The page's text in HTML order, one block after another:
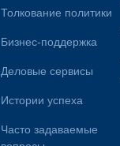
Толкование политики
Бизнес-поддержка
Деловые сервисы
Истории успеха
Часто задаваемые